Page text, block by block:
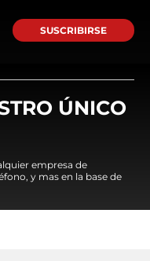
SUSCRIBIRSE
ÚNICO
empresa de
y mas en la base de